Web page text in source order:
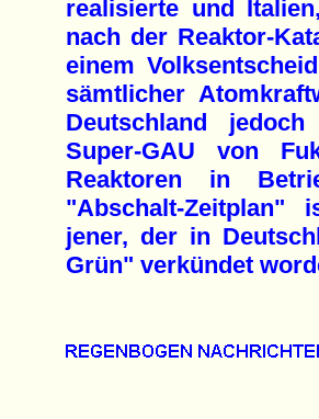
realisierte und
nach der Reaktor-
einem
sämtlicher
Deutschland
Super-GAU von
Reaktoren in
"Abschalt-Zeitplan"
jener, der in
Grün" verkündet